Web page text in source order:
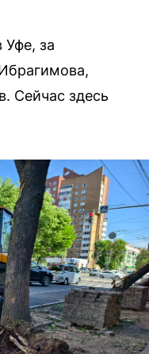
Уфе, за
Сейчас здесь